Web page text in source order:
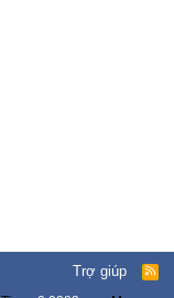
Trợ giúp
R